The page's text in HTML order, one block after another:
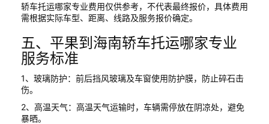
轿车托运哪家专业费用仅供参考，不代表最终报价，具体费用
需根据实际车型、距离、线路及服务报价确定。
五、平果到海南轿车托运哪家专业
服务标准
1、玻璃防护：前后挡风玻璃及车窗使用防护膜，防止碎石击
伤。
2、高温天气：高温天气运输时，车辆需停放在阴凉处，避免
暴晒。